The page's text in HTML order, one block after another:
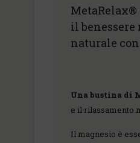
il
naturale
Una bustina di
e il rilassamento
Il magnesio è